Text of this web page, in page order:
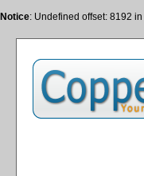
Notice: Undefined offset: 8192 in